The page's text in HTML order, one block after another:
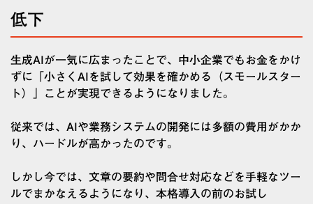
低下
生成AIが一気に広まったことで、中小企業でもお金をかけ
ずに「小さくAIを試して効果を確かめる（スモールスター
ト）」ことが実現できるようになりました。
従来では、AIや業務システムの開発には多額の費用がかか
り、ハードルが高かったのです。
しかし今では、文章の要約や問合せ対応などを手軽なツー
ルでまかなえるようになり、本格導入の前のお試し